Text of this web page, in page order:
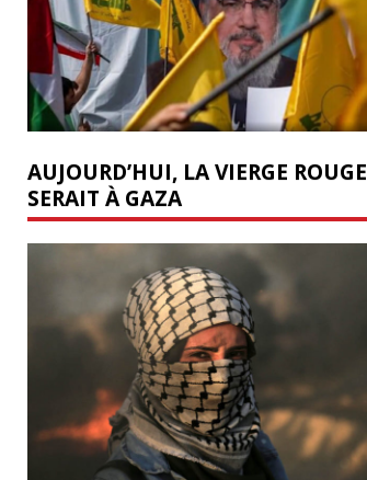
AUJOURD’HUI, LA VIERGE ROUGE
SERAIT À GAZA